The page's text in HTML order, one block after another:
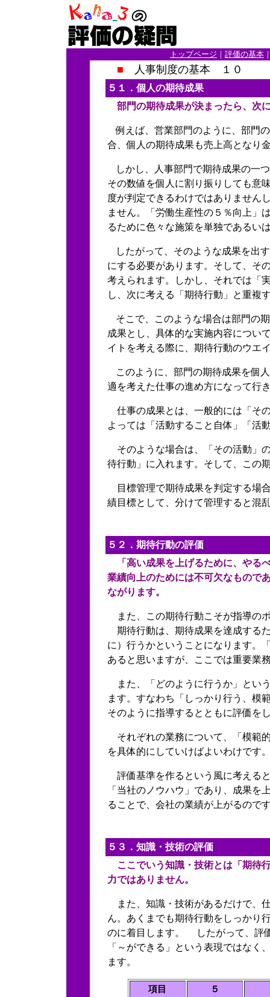
トップページ ｜ 評価の基本
■ 人事制度の基本 １０
５１．個人の期待成果
部門の期待成果が決まったら、次
例えば、営業部門のように、部門
合、個人の期待成果も売上高となり
しかし、人事部門で期待成果の一
その数値を個人に割り振りしても意
度が判定できるわけではありません
ません。「労働生産性の５％向上」
るために色々な施策を単独であるい
したがって、そのような成果を出
にする必要があります。そして、そ
考えられます。しかし、それでは「
し、次に考える「期待行動」と重複
そこで、このような場合は部門の
成果とし、具体的な実施内容につい
イトを考える際に、期待行動のウエ
このように、部門の期待成果を個
適を考えた仕事の進め方になって行
仕事の成果とは、一般的には「そ
よっては「活動すること自体」「活
そのような場合は、「その活動」
待行動」に入れます。そして、この
目標管理で期待成果を判定する場
績目標として、分けて管理すると混
５２．期待行動の評価
「高い成果を上げるために、やる
業績向上のためには不可欠なもので
ながります。
また、この期待行動こそが指導の
期待行動は、期待成果を達成する
に）行うかということになります。
あると思いますが、ここでは重要業
また、「どのように行うか」とい
ます。すなわち「しっかり行う、模
そのように指導するとともに評価を
それぞれの業務について、「模範
を具体的にしていけばよいわけです
評価基準を作るという風に考える
「当社のノウハウ」であり、成果を
ることで、会社の業績が上がるので
５３．知識・技術の評価
ここでいう知識・技術とは「期待
力ではありません。
また、知識・技術があるだけで、
ん。あくまでも期待行動をしっかり
のに着目します。 したがって、評
「～ができる」という表現ではなく
ます。
項目 ５